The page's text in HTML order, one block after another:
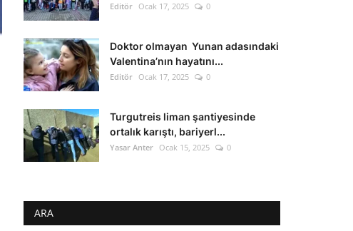
Editör Ocak 17, 2025 0
Doktor olmayan Yunan adasındaki
Valentina’nın hayatını...
Editör Ocak 17, 2025 0
Turgutreis liman şantiyesinde
ortalık karıştı, bariyerl...
Yasar Anter Ocak 15, 2025 0
ARA